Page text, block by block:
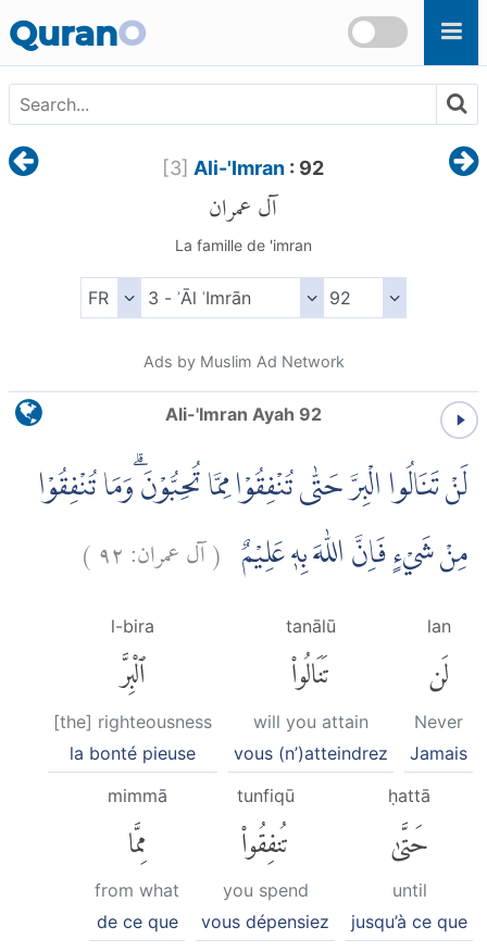
QuranO
[3] Ali-'Imran : 92
آل عمران
La famille de 'imran
Ads by Muslim Ad Network
Ali-'Imran Ayah 92
لَنْ تَنَالُوا الْبِرَّ حَتّٰى تُنْفِقُوْا مِمَّا تُحِبُّوْنَ ۗوَمَا تُنْفِقُوْا
مِنْ شَيْءٍ فَاِنَّ اللّٰهَ بِهٖ عَلِيْمٌ (آل عمران:٩٢)
lan
لَن
Never
Jamais
tanālū
تَنَالُوا۟
will you attain
vous (n’)atteindrez
l-bira
ٱلْبِرَّ
[the] righteousness
la bonté pieuse
ḥattā
حَتَّىٰ
until
jusqu’à ce que
tunfiqū
تُنفِقُوا۟
you spend
vous dépensiez
mimmā
مِمَّا
from what
de ce que